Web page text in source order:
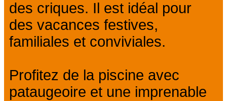
des criques. Il est idéal pour
des vacances festives,
familiales et conviviales.
Profitez de la piscine avec
pataugeoire et une imprenable